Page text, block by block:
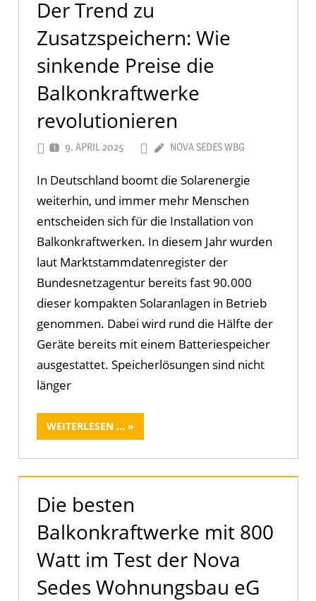
Der Trend zu
Zusatzspeichern: Wie
sinkende Preise die
Balkonkraftwerke
revolutionieren
9. APRIL 2025 NOVA SEDES WBG
In Deutschland boomt die Solarenergie
weiterhin, und immer mehr Menschen
entscheiden sich für die Installation von
Balkonkraftwerken. In diesem Jahr wurden
laut Marktstammdatenregister der
Bundesnetzagentur bereits fast 90.000
dieser kompakten Solaranlagen in Betrieb
genommen. Dabei wird rund die Hälfte der
Geräte bereits mit einem Batteriespeicher
ausgestattet. Speicherlösungen sind nicht
länger
WEITERLESEN ...
Die besten
Balkonkraftwerke mit 800
Watt im Test der Nova
Sedes Wohnungsbau eG